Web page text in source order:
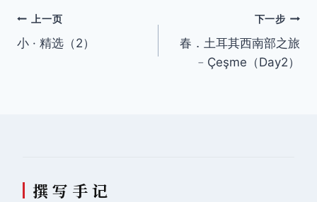
文
章
上一页
小 · 精选（2）
下一步
春．土耳其西南部之旅
﹣Çeşme（Day2）
撰 写 手 记